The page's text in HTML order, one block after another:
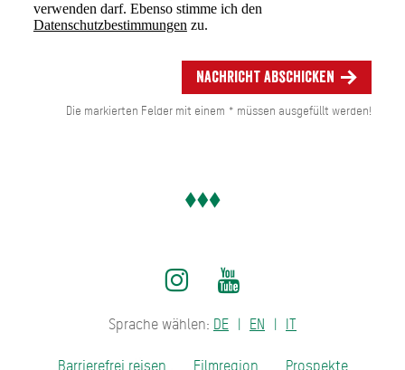
verwenden darf. Ebenso stimme ich den
Datenschutzbestimmungen zu.
Nachricht abschicken
Die markierten Felder mit einem * müssen ausgefüllt werden!
Sprache wählen: DE EN IT
Barrierefrei reisen Filmregion Prospekte